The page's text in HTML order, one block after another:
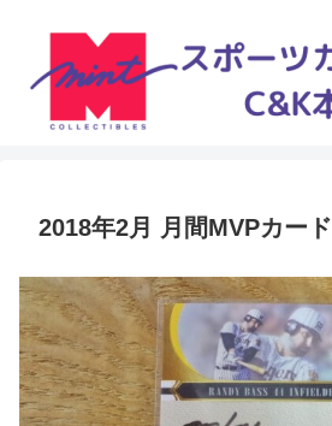
2018年2月 月間MVPカード